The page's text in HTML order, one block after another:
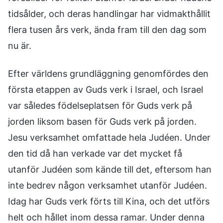
Efter världens grundläggning genomfördes den
första etappen av Guds verk i Israel, och Israel
var således födelseplatsen för Guds verk på
jorden liksom basen för Guds verk på jorden.
Jesu verksamhet omfattade hela Judéen. Under
den tid då han verkade var det mycket få
utanför Judéen som kände till det, eftersom han
inte bedrev någon verksamhet utanför Judéen.
Idag har Guds verk förts till Kina, och det utförs
helt och hållet inom dessa ramar. Under denna